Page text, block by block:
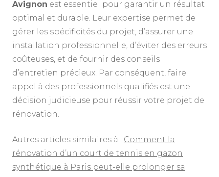
Avignon est essentiel pour garantir un résultat
optimal et durable. Leur expertise permet de
gérer les spécificités du projet, d’assurer une
installation professionnelle, d’éviter des erreurs
coûteuses, et de fournir des conseils
d’entretien précieux. Par conséquent, faire
appel à des professionnels qualifiés est une
décision judicieuse pour réussir votre projet de
rénovation.
Autres articles similaires à : Comment la
rénovation d’un court de tennis en gazon
synthétique à Paris peut-elle prolonger sa